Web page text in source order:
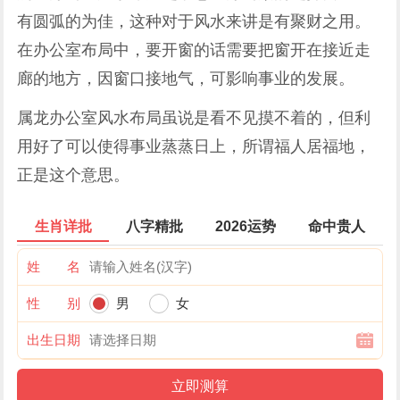
有圆弧的为佳，这种对于风水来讲是有聚财之用。
在办公室布局中，要开窗的话需要把窗开在接近走
廊的地方，因窗口接地气，可影响事业的发展。
属龙办公室风水布局虽说是看不见摸不着的，但利
用好了可以使得事业蒸蒸日上，所谓福人居福地，
正是这个意思。
生肖详批 八字精批 2026运势 命中贵人
姓 名
性 别 男 女
出生日期